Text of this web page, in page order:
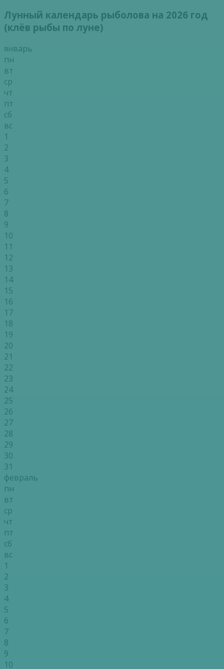
Лунный календарь рыболова на 2026 год
(клёв рыбы по луне)
январь
пн
вт
ср
чт
пт
сб
вс
1
2
3
4
5
6
7
8
9
10
11
12
13
14
15
16
17
18
19
20
21
22
23
24
25
26
27
28
29
30
31
февраль
пн
вт
ср
чт
пт
сб
вс
1
2
3
4
5
6
7
8
9
10